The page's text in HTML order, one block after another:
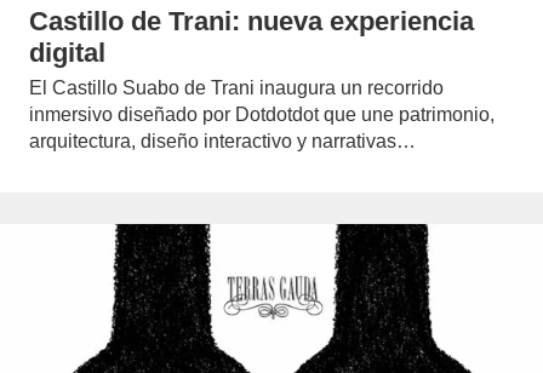
Castillo de Trani: nueva experiencia
digital
El Castillo Suabo de Trani inaugura un recorrido
inmersivo diseñado por Dotdotdot que une patrimonio,
arquitectura, diseño interactivo y narrativas…